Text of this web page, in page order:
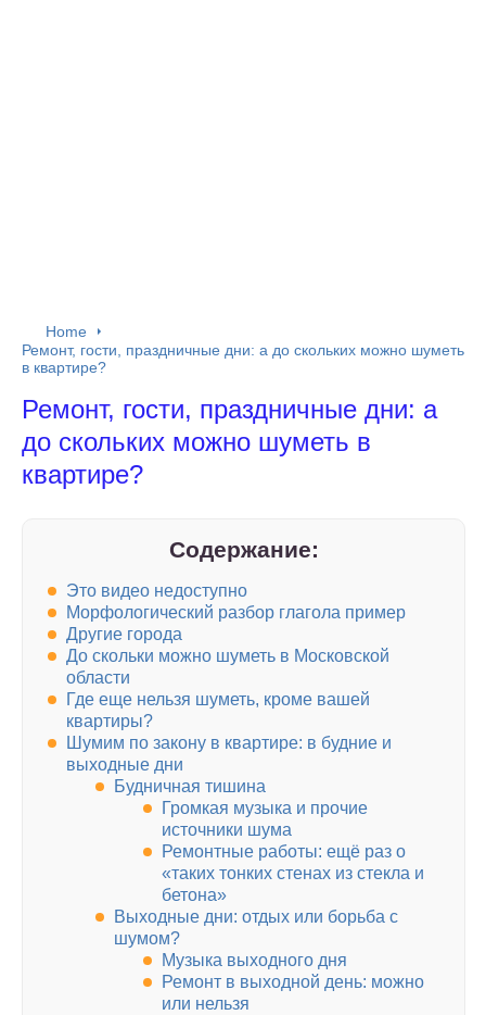
Home
Ремонт, гости, праздничные дни: а до скольких можно шуметь
в квартире?
Ремонт, гости, праздничные дни: а
до скольких можно шуметь в
квартире?
Содержание:
Это видео недоступно
Морфологический разбор глагола пример
Другие города
До скольки можно шуметь в Московской
области
Где еще нельзя шуметь, кроме вашей
квартиры?
Шумим по закону в квартире: в будние и
выходные дни
Будничная тишина
Громкая музыка и прочие
источники шума
Ремонтные работы: ещё раз о
«таких тонких стенах из стекла и
бетона»
Выходные дни: отдых или борьба с
шумом?
Музыка выходного дня
Ремонт в выходной день: можно
или нельзя